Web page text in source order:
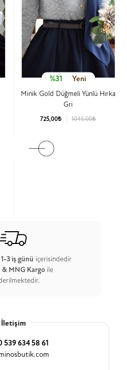
%31 Yeni
Minik Gold Düğmeli Yünlü Hırka
Gri
725,00₺ 1045.00₺
1-3 iş günü içerisindedir
& MNG Kargo ile
İletişim
539 634 58 61